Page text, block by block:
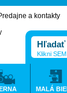
a kontakty
Klikni
MALÁ